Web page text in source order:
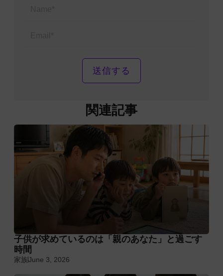
関連記事
子供が求めているのは「親のあなた」と過ごす
時間
家族June 3, 2026